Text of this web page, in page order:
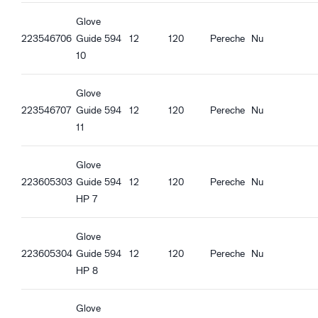
Încheietură tricotată
Bună aderență în condiții uscate
Bună aderență în condiții umede
Bună aderență la ulei
223546706
Glove
Guide 594
10
12 120 Pereche Nu
223546707
Glove
Guide 594
11
12 120 Pereche Nu
223605303
Glove
Guide 594
HP 7
12 120 Pereche Nu
223605304
Glove
Guide 594
HP 8
12 120 Pereche Nu
Glove